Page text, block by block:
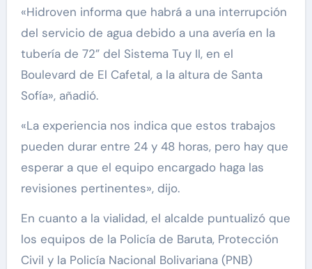
«Hidroven informa que habrá a una interrupción
del servicio de agua debido a una avería en la
tubería de 72” del Sistema Tuy II, en el
Boulevard de El Cafetal, a la altura de Santa
Sofía», añadió.
«La experiencia nos indica que estos trabajos
pueden durar entre 24 y 48 horas, pero hay que
esperar a que el equipo encargado haga las
revisiones pertinentes», dijo.
En cuanto a la vialidad, el alcalde puntualizó que
los equipos de la Policía de Baruta, Protección
Civil y la Policía Nacional Bolivariana (PNB)